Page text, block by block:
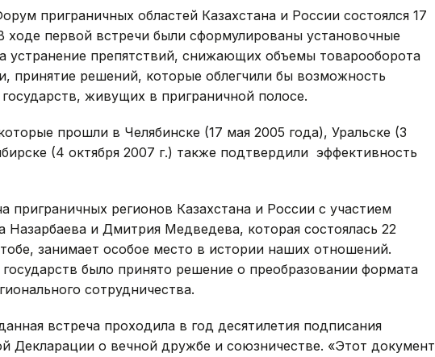
приграничных областей Казахстана и России состоялся 17
ходе первой встречи были сформулированы установочные
устранение препятствий, снижающих объемы товарооборота
принятие решений, которые облегчили бы возможность
живущих в приграничной полосе.
прошли в Челябинске (17 мая 2005 года), Уральске (3
(4 октября 2007 г.) также подтвердили эффективность
приграничных регионов Казахстана и России с участием
Назарбаева и Дмитрия Медведева, которая состоялась 22
занимает особое место в истории наших отношений.
было принято решение о преобразовании формата
сотрудничества.
встреча проходила в год десятилетия подписания
Декларации о вечной дружбе и союзничестве. «Этот документ